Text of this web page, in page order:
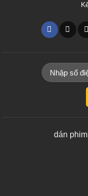
dán